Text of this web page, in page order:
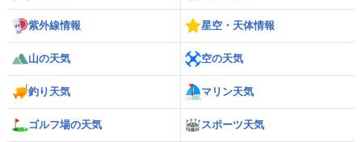
紫外線情報 星空・天体情報
山の天気 空の天気
釣り天気 マリン天気
ゴルフ場の天気 スポーツ天気